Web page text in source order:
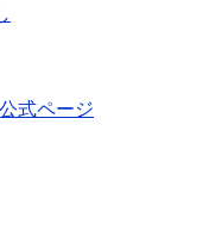
式ページ